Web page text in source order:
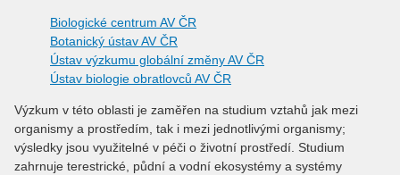
Biologické centrum AV ČR
Botanický ústav AV ČR
Ústav výzkumu globální změny AV ČR
Ústav biologie obratlovců AV ČR
Výzkum v této oblasti je zaměřen na studium vztahů jak mezi
organismy a prostředím, tak i mezi jednotlivými organismy;
výsledky jsou využitelné v péči o životní prostředí. Studium
zahrnuje terestrické, půdní a vodní ekosystémy a systémy